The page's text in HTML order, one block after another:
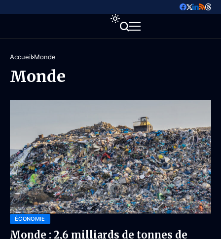
Accueil Monde
Monde
ÉCONOMIE
Monde : 2,6 milliards de tonnes de